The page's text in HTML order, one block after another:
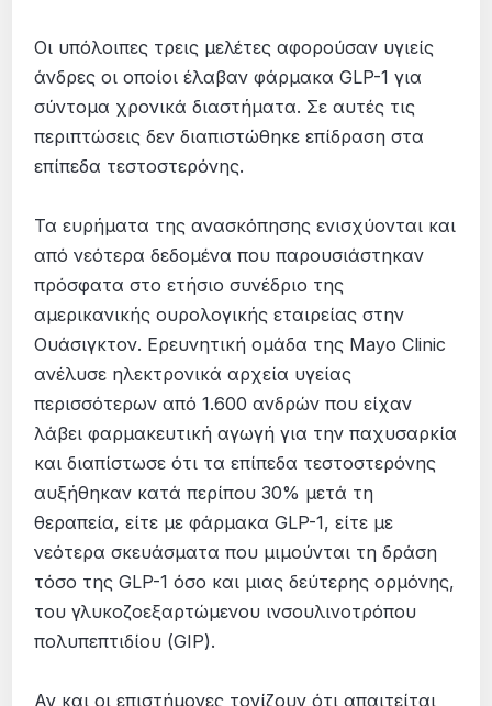
Οι υπόλοιπες τρεις μελέτες αφορούσαν υγιείς
άνδρες οι οποίοι έλαβαν φάρμακα GLP-1 για
σύντομα χρονικά διαστήματα. Σε αυτές τις
περιπτώσεις δεν διαπιστώθηκε επίδραση στα
επίπεδα τεστοστερόνης.
Τα ευρήματα της ανασκόπησης ενισχύονται και
από νεότερα δεδομένα που παρουσιάστηκαν
πρόσφατα στο ετήσιο συνέδριο της
αμερικανικής ουρολογικής εταιρείας στην
Ουάσιγκτον. Ερευνητική ομάδα της Mayo Clinic
ανέλυσε ηλεκτρονικά αρχεία υγείας
περισσότερων από 1.600 ανδρών που είχαν
λάβει φαρμακευτική αγωγή για την παχυσαρκία
και διαπίστωσε ότι τα επίπεδα τεστοστερόνης
αυξήθηκαν κατά περίπου 30% μετά τη
θεραπεία, είτε με φάρμακα GLP-1, είτε με
νεότερα σκευάσματα που μιμούνται τη δράση
τόσο της GLP-1 όσο και μιας δεύτερης ορμόνης,
του γλυκοζοεξαρτώμενου ινσουλινοτρόπου
πολυπεπτιδίου (GIP).
Αν και οι επιστήμονες τονίζουν ότι απαιτείται